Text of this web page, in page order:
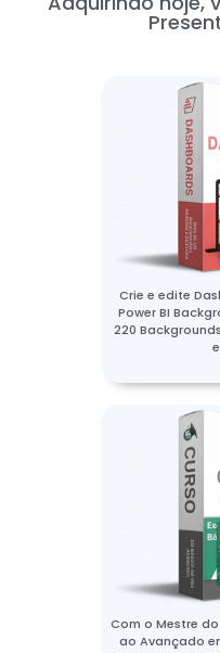
Crie e edite
Power BI
220
Com o Mestre
ao Avançado